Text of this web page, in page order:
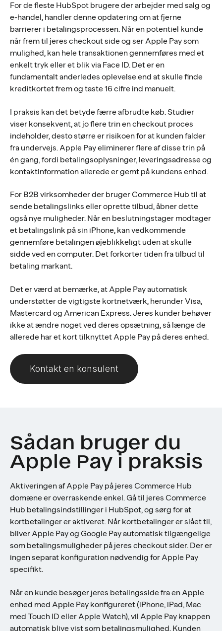
For de fleste HubSpot brugere der arbejder med salg og
e-handel, handler denne opdatering om at fjerne
barrierer i betalingsprocessen. Når en potentiel kunde
når frem til jeres checkout side og ser Apple Pay som
mulighed, kan hele transaktionen gennemføres med et
enkelt tryk eller et blik via Face ID. Det er en
fundamentalt anderledes oplevelse end at skulle finde
kreditkortet frem og taste 16 cifre ind manuelt.
I praksis kan det betyde færre afbrudte køb. Studier
viser konsekvent, at jo flere trin en checkout proces
indeholder, desto større er risikoen for at kunden falder
fra undervejs. Apple Pay eliminerer flere af disse trin på
én gang, fordi betalingsoplysninger, leveringsadresse og
kontaktinformation allerede er gemt på kundens enhed.
For B2B virksomheder der bruger Commerce Hub til at
sende betalingslinks eller oprette tilbud, åbner dette
også nye muligheder. Når en beslutningstager modtager
et betalingslink på sin iPhone, kan vedkommende
gennemføre betalingen øjeblikkeligt uden at skulle
sidde ved en computer. Det forkorter tiden fra tilbud til
betaling markant.
Det er værd at bemærke, at Apple Pay automatisk
understøtter de vigtigste kortnetværk, herunder Visa,
Mastercard og American Express. Jeres kunder behøver
ikke at ændre noget ved deres opsætning, så længe de
allerede har et kort tilknyttet Apple Pay på deres enhed.
Kontakt en konsulent
Sådan bruger du
Apple Pay i praksis
Aktiveringen af Apple Pay på jeres Commerce Hub
domæne er overraskende enkel. Gå til jeres Commerce
Hub betalingsindstillinger i HubSpot, og sørg for at
kortbetalinger er aktiveret. Når kortbetalinger er slået til,
bliver Apple Pay og Google Pay automatisk tilgængelige
som betalingsmuligheder på jeres checkout sider. Der er
ingen separat konfiguration nødvendig for Apple Pay
specifikt.
Når en kunde besøger jeres betalingsside fra en Apple
enhed med Apple Pay konfigureret (iPhone, iPad, Mac
med Touch ID eller Apple Watch), vil Apple Pay knappen
automatisk blive vist som betalingsmulighed. Kunden